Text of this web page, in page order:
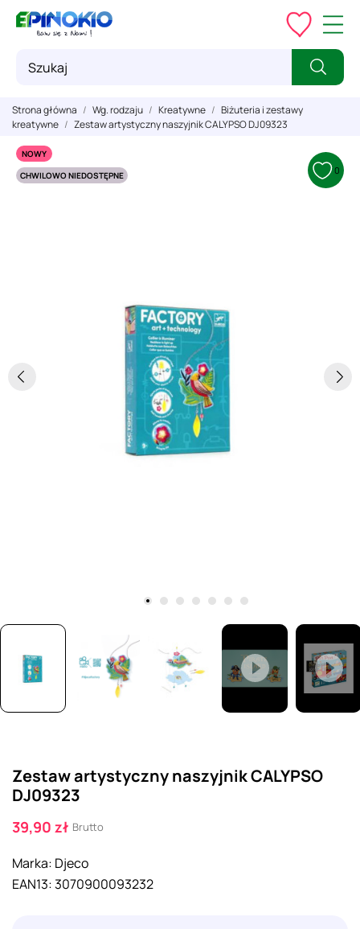
Strona główna Wg. rodzaju Kreatywne
Biżuteria i zestawy
kreatywne
Zestaw artystyczny naszyjnik CALYPSO DJ09323
NOWY
CHWILOWO NIEDOSTĘPNE
0
Zestaw artystyczny naszyjnik CALYPSO
DJ09323
39,90 zł Brutto
Marka: Djeco
EAN13:3070900093232